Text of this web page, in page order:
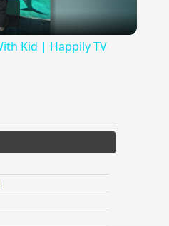
Video
Kid | Happily TV